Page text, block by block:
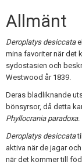
Allmänt
Deroplatys desiccata
mina favoriter när det
sydostasien och
Westwood år 1839.
Deras bladliknande
bönsyrsor, då detta
Phyllocrania paradoxa.
Deroplatys desiccata
aktiva när de jagar
när det kommer till